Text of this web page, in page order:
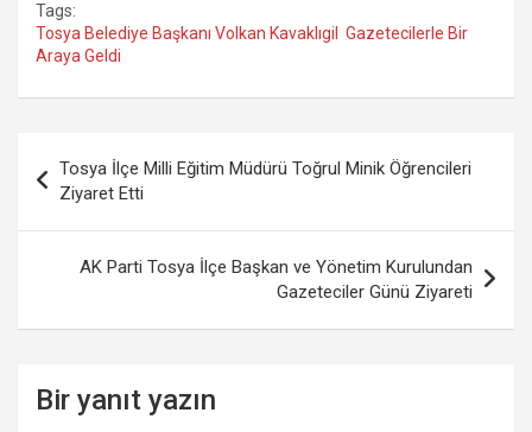
Tags:
Tosya Belediye Başkanı Volkan Kavaklıgil Gazetecilerle Bir
Araya Geldi
gezinmesi
Tosya İlçe Milli Eğitim Müdürü Toğrul Minik Öğrencileri
Ziyaret Etti
AK Parti Tosya İlçe Başkan ve Yönetim Kurulundan
Gazeteciler Günü Ziyareti
Bir yanıt yazın